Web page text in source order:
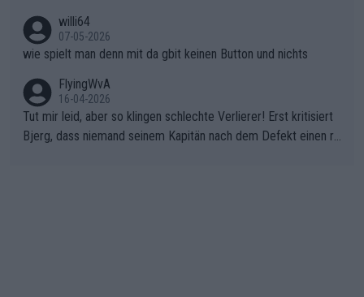
willi64
07-05-2026
wie spielt man denn mit da gbit keinen Button und nichts
FlyingWvA
16-04-2026
Tut mir leid, aber so klingen schlechte Verlierer! Erst kritisiert
Bjerg, dass niemand seinem Kapitän nach dem Defekt einen ro